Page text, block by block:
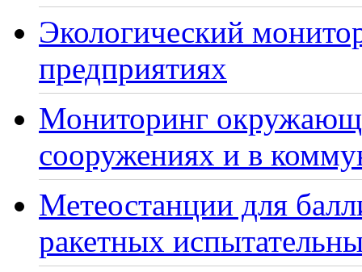
Экологический
предприятиях
Мониторинг
сооружениях и в
Метеостанции для
ракетных